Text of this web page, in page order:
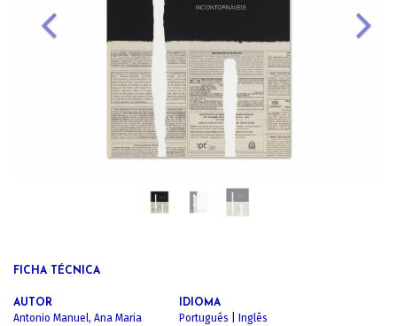
FICHA TÉCNICA
AUTOR
Antonio Manuel, Ana Maria
IDIOMA
Português | Inglês